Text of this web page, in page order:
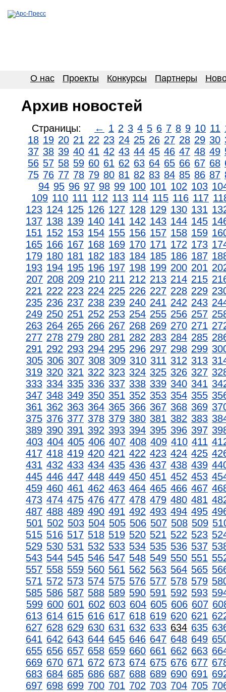
О нас Проекты Конкурсы Партнеры
Архив новостей
Страницы: ← 1 2 3 4 5 6 7 8 9 10 11
18 19 20 21 22 23 24 25 26 27 28 29 30
37 38 39 40 41 42 43 44 45 46 47 48 49
56 57 58 59 60 61 62 63 64 65 66 67 68
75 76 77 78 79 80 81 82 83 84 85 86 87
94 95 96 97 98 99 100 101 102 103
109 110 111 112 113 114 115 116 117
123 124 125 126 127 128 129 130 131
137 138 139 140 141 142 143 144 145
151 152 153 154 155 156 157 158 159
165 166 167 168 169 170 171 172 173
179 180 181 182 183 184 185 186 187
193 194 195 196 197 198 199 200 201
207 208 209 210 211 212 213 214 215
221 222 223 224 225 226 227 228 229
235 236 237 238 239 240 241 242 243
249 250 251 252 253 254 255 256 257
263 264 265 266 267 268 269 270 271
277 278 279 280 281 282 283 284 285
291 292 293 294 295 296 297 298 299
305 306 307 308 309 310 311 312 313
319 320 321 322 323 324 325 326 327
333 334 335 336 337 338 339 340 341
347 348 349 350 351 352 353 354 355
361 362 363 364 365 366 367 368 369
375 376 377 378 379 380 381 382 383
389 390 391 392 393 394 395 396 397
403 404 405 406 407 408 409 410 411
417 418 419 420 421 422 423 424 425
431 432 433 434 435 436 437 438 439
445 446 447 448 449 450 451 452 453
459 460 461 462 463 464 465 466 467
473 474 475 476 477 478 479 480 481
487 488 489 490 491 492 493 494 495
501 502 503 504 505 506 507 508 509
515 516 517 518 519 520 521 522 523
529 530 531 532 533 534 535 536 537
543 544 545 546 547 548 549 550 551
557 558 559 560 561 562 563 564 565
571 572 573 574 575 576 577 578 579
585 586 587 588 589 590 591 592 593
599 600 601 602 603 604 605 606 607
613 614 615 616 617 618 619 620 621
627 628 629 630 631 632 633 634 635
641 642 643 644 645 646 647 648 649
655 656 657 658 659 660 661 662 663
669 670 671 672 673 674 675 676 677
683 684 685 686 687 688 689 690 691
697 698 699 700 701 702 703 704 705